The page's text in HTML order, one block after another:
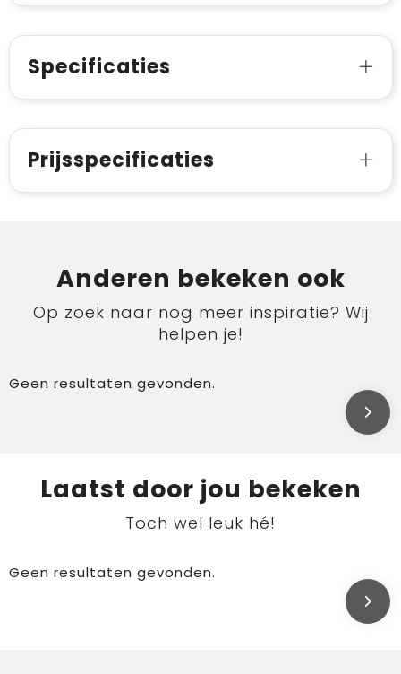
Specificaties
Prijsspecificaties
Anderen bekeken ook
Op zoek naar nog meer inspiratie? Wij
helpen je!
Geen resultaten gevonden.
Laatst door jou bekeken
Toch wel leuk hé!
Geen resultaten gevonden.